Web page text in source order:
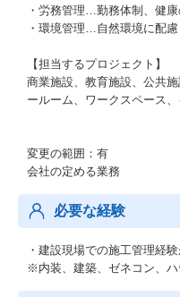
・労務管理…勤務体制、健
・環境管理…自然環境に配
【担当するプロジェクト】
商業施設、教育施設、公共
ールーム、ワークスペース
変更の範囲：有
会社の定める業務
必要な経験
・建設現場での施工管理経
※内装、建築、ゼネコン、